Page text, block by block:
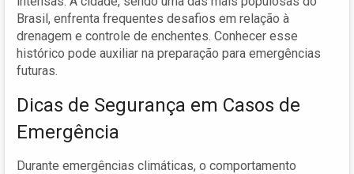
Brasil, enfrenta frequentes desafios em relação à
drenagem e controle de enchentes. Conhecer esse
histórico pode auxiliar na preparação para emergências
futuras.
Dicas de Segurança em Casos de
Emergência
Durante emergências climáticas, o comportamento